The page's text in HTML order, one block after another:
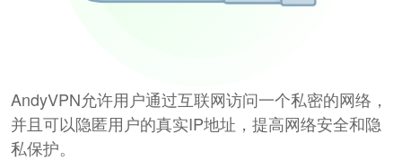
AndyVPN允许用户通过互联网访问一个私密的网络，
并且可以隐匿用户的真实IP地址，提高网络安全和隐
私保护。